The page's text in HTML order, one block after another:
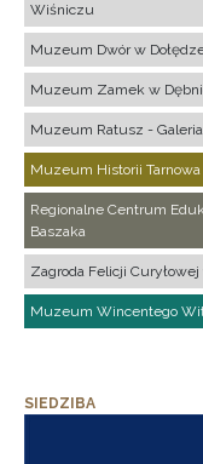
Wiśniczu
Muzeum Dwór w
Muzeum Zamek w
Muzeum Ratusz -
Muzeum Historii
Regionalne Centrum
Baszaka
Zagroda Felicji
Muzeum Wincentego
SIEDZIBA